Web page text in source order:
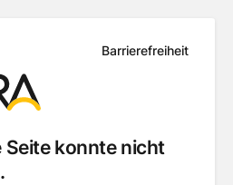
Barrierefreiheit
konnte nicht